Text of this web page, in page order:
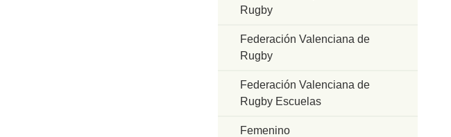
Rugby
Federación Valenciana de
Rugby
Federación Valenciana de
Rugby Escuelas
Femenino